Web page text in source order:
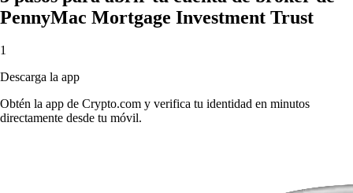
PennyMac Mortgage Investment Trust
1
Descarga la app
Obtén la app de Crypto.com y verifica tu identidad en minutos
directamente desde tu móvil.